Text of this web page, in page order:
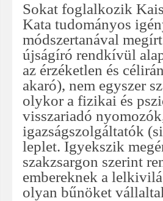
Sokat foglalkozik
Kata tudományos
módszertanával
újságíró rendkívül
az érzéketlen és
akaró), nem egyszer
olykor a fizikai és
visszariadó
igazságszolgáltatók
leplet. Igyekszik
szakzsargon szerint
embereknek a
olyan bűnöket